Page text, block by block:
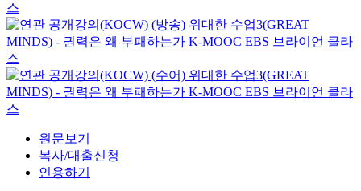
스
(방송) 위대한 수업3(GREAT
MINDS) - 권력은 왜 부패하는가 K-MOOC EBS 브라이언 클라
스
(수어) 위대한 수업3(GREAT
MINDS) - 권력은 왜 부패하는가 K-MOOC EBS 브라이언 클라
스
원문보기
복사/대출신청
인용하기